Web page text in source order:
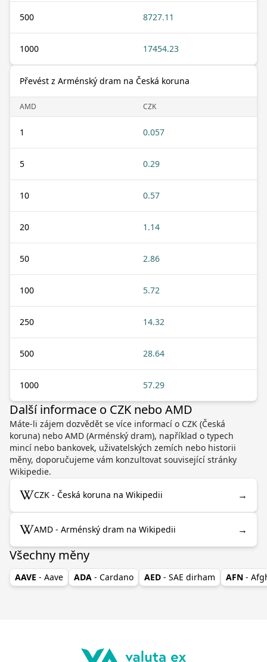
500 8727.11
1000 17454.23
Převést z Arménský dram na Česká koruna
AMD CZK
1 0.057
5 0.29
10 0.57
20 1.14
50 2.86
100 5.72
250 14.32
500 28.64
1000 57.29
Další informace o CZK nebo AMD
Máte-li zájem dozvědět se více informací o CZK (Česká
koruna) nebo AMD (Arménský dram), například o typech
mincí nebo bankovek, uživatelských zemích nebo historii
měny, doporučujeme vám konzultovat související stránky
Wikipedie.
CZK - Česká koruna na Wikipedii →
AMD - Arménský dram na Wikipedii →
Všechny měny
AAVE - Aave ADA - Cardano AED - SAE dirham AFN -